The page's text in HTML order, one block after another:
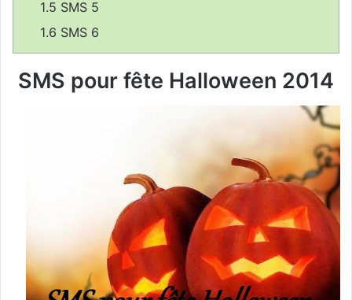
e
1.5 SMS 5
1.6 SMS 6
SMS pour fête Halloween 2014